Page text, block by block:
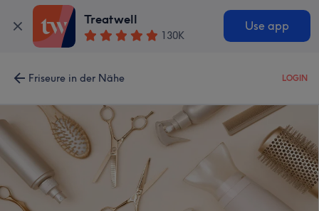
Treatwell
130K
Use app
Friseure in der Nähe LOGIN